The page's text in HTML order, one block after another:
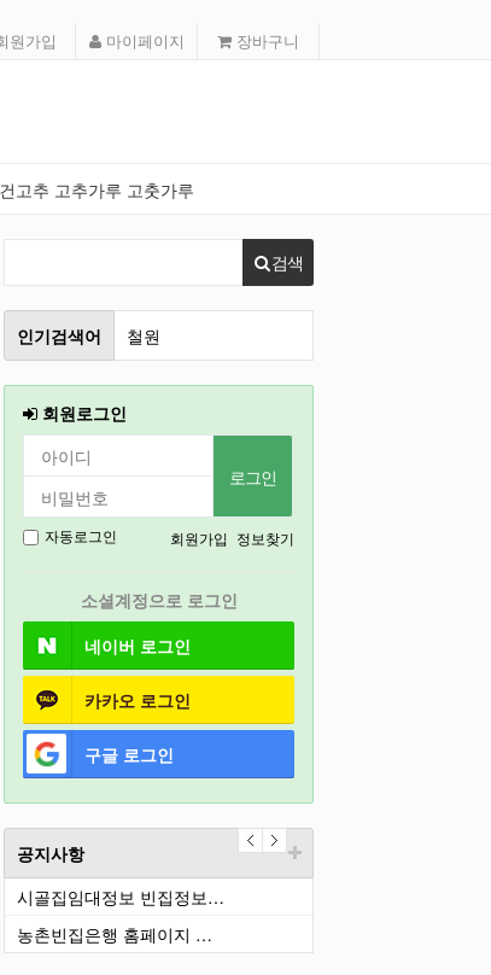
원가입 마이페이지 장바구니
고추 고추가루 고춧가루
검색
인기검색어
철원
인천
2026
강릉
충북
회원로그인
자동로그인 회원가입 정보찾기
소셜계정으로 로그인
네이버 로그인
카카오 로그인
구글 로그인
공지사항
시골집임대정보 빈집정보…
농촌빈집은행 홈페이지 …